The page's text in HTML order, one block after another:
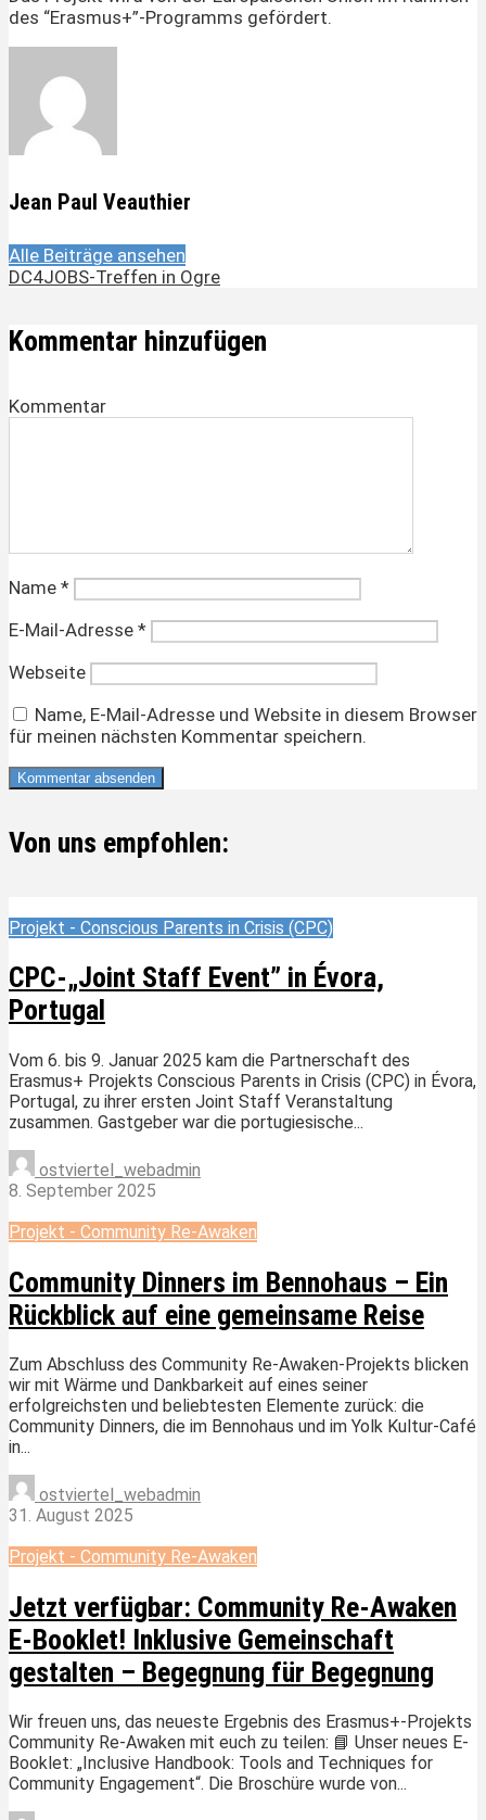
des “Erasmus+”-Programms gefördert.
Jean Paul Veauthier
Alle Beiträge ansehen
DC4JOBS-Treffen in Ogre
Kommentar hinzufügen
Kommentar
Name *
E-Mail-Adresse *
Webseite
Name, E-Mail-Adresse und Website in diesem Browser
für meinen nächsten Kommentar speichern.
Von uns empfohlen:
Projekt - Conscious Parents in Crisis (CPC)
CPC-„Joint Staff Event” in Évora,
Portugal
Vom 6. bis 9. Januar 2025 kam die Partnerschaft des
Erasmus+ Projekts Conscious Parents in Crisis (CPC) in Évora,
Portugal, zu ihrer ersten Joint Staff Veranstaltung
zusammen. Gastgeber war die portugiesische...
ostviertel_webadmin
8. September 2025
Projekt - Community Re-Awaken
Community Dinners im Bennohaus – Ein
Rückblick auf eine gemeinsame Reise
Zum Abschluss des Community Re-Awaken-Projekts blicken
wir mit Wärme und Dankbarkeit auf eines seiner
erfolgreichsten und beliebtesten Elemente zurück: die
Community Dinners, die im Bennohaus und im Yolk Kultur-Café
in...
ostviertel_webadmin
31. August 2025
Projekt - Community Re-Awaken
Jetzt verfügbar: Community Re-Awaken
E-Booklet! Inklusive Gemeinschaft
gestalten – Begegnung für Begegnung
Wir freuen uns, das neueste Ergebnis des Erasmus+-Projekts
Community Re-Awaken mit euch zu teilen: 📘 Unser neues E-
Booklet: „Inclusive Handbook: Tools and Techniques for
Community Engagement“. Die Broschüre wurde von...